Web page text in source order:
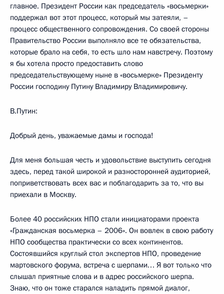
главное. Президент России как председатель «восьмерки»
поддержал вот этот процесс, который мы затеяли, –
процесс общественного сопровождения. Со своей стороны
Правительство России выполняло все те обязательства,
которые брало на себя, то есть шло нам навстречу. Поэтому
я бы хотела просто предоставить слово
председательствующему ныне в «восьмерке» Президенту
России господину Путину Владимиру Владимировичу.
В.Путин:
Добрый день, уважаемые дамы и господа!
Для меня большая честь и удовольствие выступить сегодня
здесь, перед такой широкой и разносторонней аудиторией,
поприветствовать всех вас и поблагодарить за то, что вы
приехали в Москву.
Более 40 российских НПО стали инициаторами проекта
«Гражданская восьмерка – 2006». Он вовлек в свою работу
НПО сообщества практически со всех континентов.
Состоявшийся круглый стол экспертов НПО, проведение
мартовского форума, встреча с шерпами… Я вот только что
слышал приятные слова и в адрес российского шерпа.
Знаю, что он тоже старался наладить прямой диалог,